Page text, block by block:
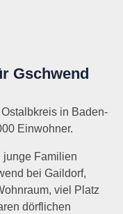
Gschwend
in Baden-
Einwohner.
junge Familien
bei Gaildorf,
viel Platz
dörflichen